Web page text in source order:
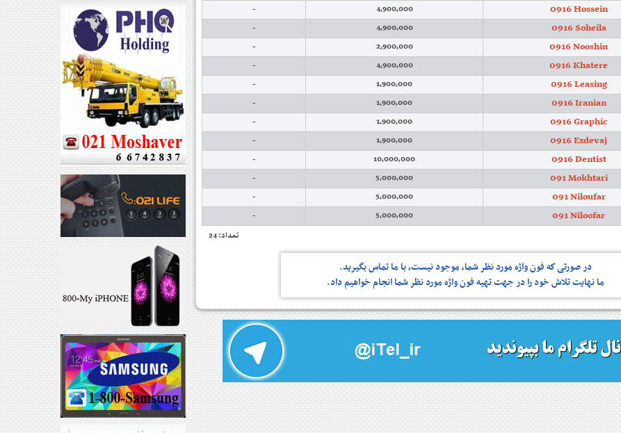
0916 Hossein
4,900,000
-
0916 Soheila
4,900,000
-
0916 Nooshin
2,900,000
-
0916 Khatere
4,900,000
-
0916 Leasing
1,900,000
-
0916 Iranian
1,900,000
-
0916 Graphic
1,900,000
-
0916 Ezdevaj
1,900,000
-
0916 Dentist
10,000,000
-
091 Mokhtari
5,000,000
-
091 Niloufar
5,000,000
-
091 Niloofar
5,000,000
-
تعداد: 24
در صورتی كه فون واژه مورد نظر شما، موجود نیست، با ما تماس بگیرید.
ما نهایت تلاش خود را در جهت تهیه فون واژه مورد نظر شما انجام خواهیم داد.